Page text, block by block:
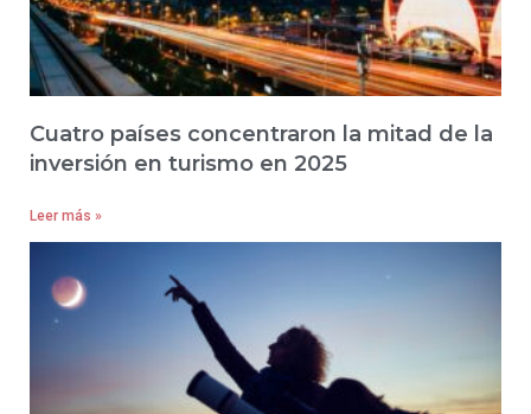
Cuatro países concentraron la mitad de la
inversión en turismo en 2025
Leer más »